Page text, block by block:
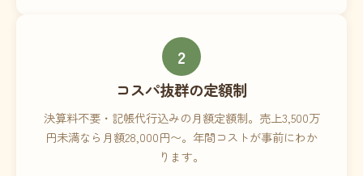
2
コスパ抜群の定額制
決算料不要・記帳代行込みの月額定額制。売上3,500万
円未満なら月額28,000円〜。年間コストが事前にわか
ります。